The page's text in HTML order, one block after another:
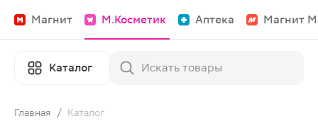
Магнит М.Косметик Аптека Магнит
Каталог
Главная / Каталог